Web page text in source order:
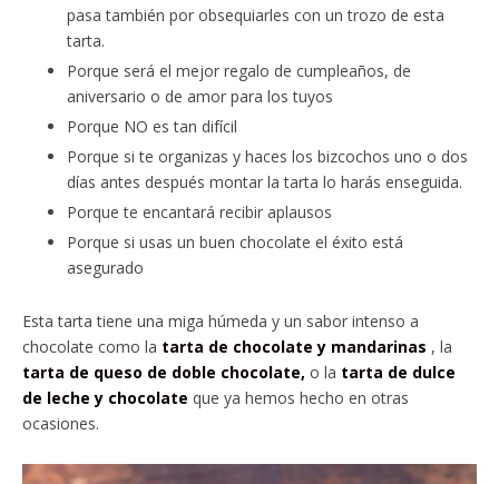
pasa también por obsequiarles con un trozo de esta
tarta.
Porque será el mejor regalo de cumpleaños, de
aniversario o de amor para los tuyos
Porque NO es tan difícil
Porque si te organizas y haces los bizcochos uno o dos
días antes después montar la tarta lo harás enseguida.
Porque te encantará recibir aplausos
Porque si usas un buen chocolate el éxito está
asegurado
Esta tarta tiene una miga húmeda y un sabor intenso a
chocolate como la tarta de chocolate y mandarinas , la
tarta de queso de doble chocolate, o la tarta de dulce
de leche y chocolate que ya hemos hecho en otras
ocasiones.